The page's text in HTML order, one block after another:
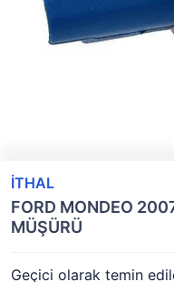
İTHAL
FORD MONDEO
MÜŞÜRÜ
Geçici olarak temin